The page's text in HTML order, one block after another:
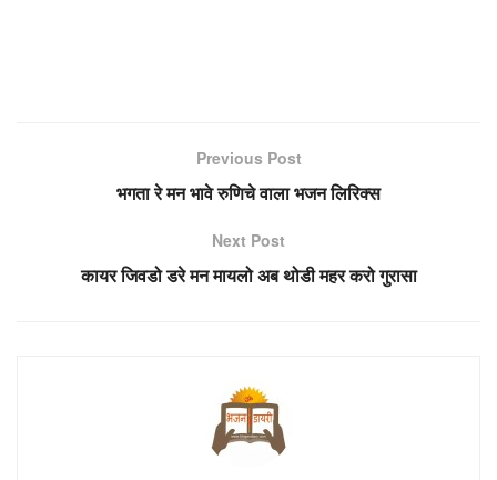
Previous Post
भगता रे मन भावे रुणिचे वाला भजन लिरिक्स
Next Post
कायर जिवडो डरे मन मायलो अब थोडी महर करो गुरासा